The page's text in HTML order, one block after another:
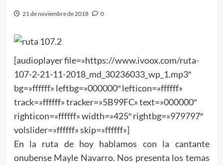
21 de noviembre de 2018 0
[audioplayer file=»https://www.ivoox.com/ruta-
107-2-21-11-2018_md_30236033_wp_1.mp3″
bg=»ffffff» leftbg=»000000″ lefticon=»ffffff»
track=»ffffff» tracker=»5B99FC» text=»000000″
righticon=»ffffff» width=»425″ rightbg=»979797″
volslider=»ffffff» skip=»ffffff»]
En la ruta de hoy hablamos con la cantante
onubense Mayle Navarro. Nos presenta los temas